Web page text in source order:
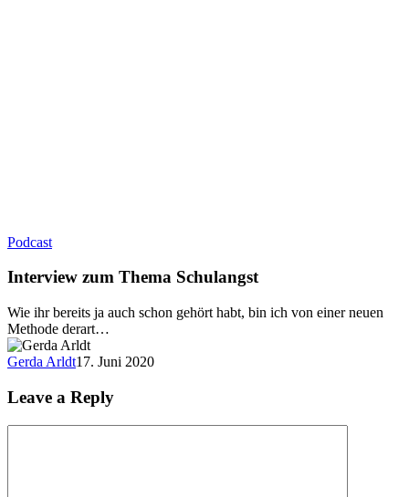
Podcast
Interview zum Thema Schulangst
Wie ihr bereits ja auch schon gehört habt, bin ich von einer neuen
Methode derart…
Gerda Arldt17. Juni 2020
Leave a Reply